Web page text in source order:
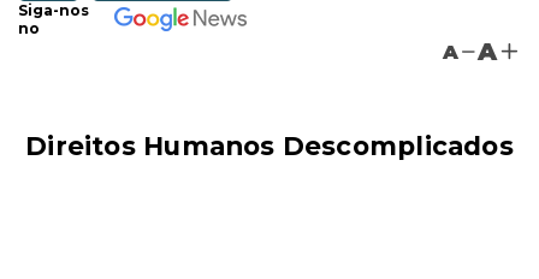
Siga-nos
no
A A
Direitos Humanos Descomplicados